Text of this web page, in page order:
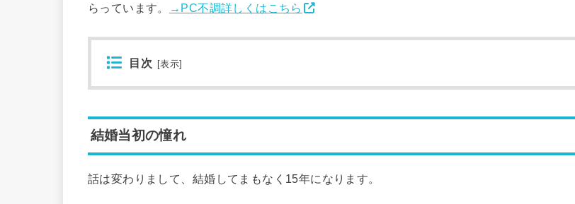
らっています。
→PC不調詳しくはこちら
目次 [表示
結婚当初の憧れ
話は変わりまして、結婚してまもなく15年になります。